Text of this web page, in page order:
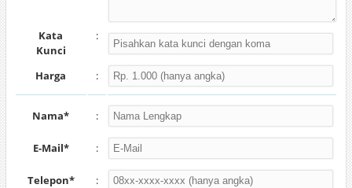
Kata
Kunci
:
Harga :
Nama* :
E-Mail* :
Telepon* :